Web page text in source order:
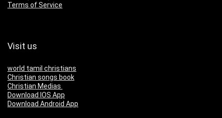
Terms of Service
Visit us
world tamil christians
Christian songs book
Christian Medias
Download IOS App
Download Android App